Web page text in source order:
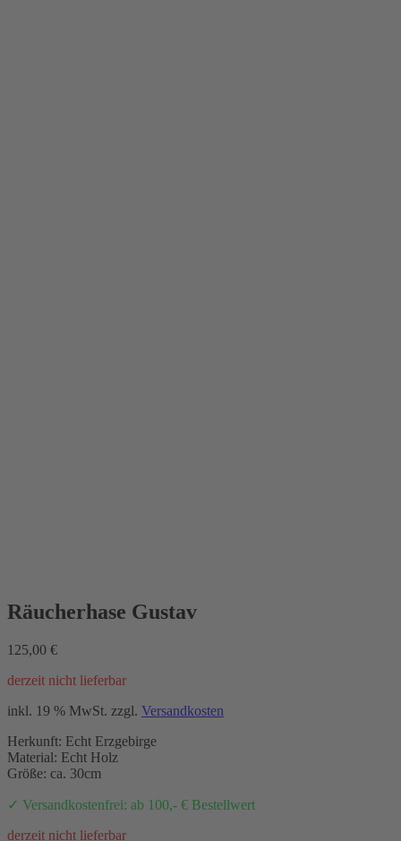
Räucherhase Gustav
125,00 €
derzeit nicht lieferbar
inkl. 19 % MwSt. zzgl. Versandkosten
Herkunft: Echt Erzgebirge
Material: Echt Holz
Größe: ca. 30cm
✓ Versandkostenfrei: ab 100,- € Bestellwert
derzeit nicht lieferbar